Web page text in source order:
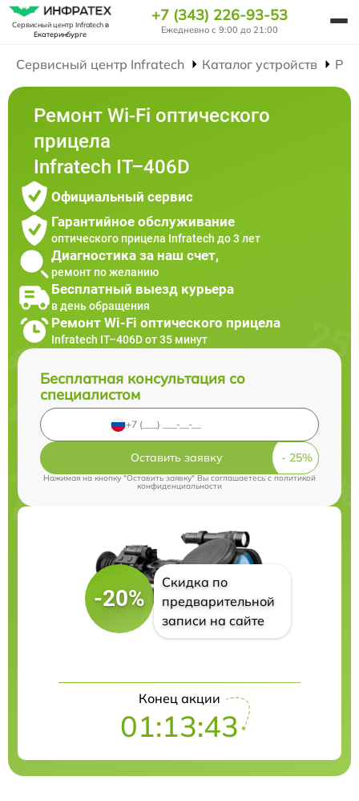
Сервисный центр Infratechв
Екатеринбурге
+7 (343) 226-93-53
Ежедневно с 9:00 до 21:00
Сервисный центр Infratech Каталог устройств
Ремонт Wi-Fi оптического
прицела
Infratech IT–406D
Официальный сервис
Гарантийное обслуживание
оптического прицела Infratech до 3 лет
Диагностика за наш счет,
ремонт по желанию
Бесплатный выезд курьера
в день обращения
Ремонт Wi-Fi оптического прицела
Infratech IT–406D от 35 минут
Бесплатная консультация со
специалистом
Оставить заявку
Нажимая на кнопку "Оставить заявку" Вы соглашаетесь cполитикой
конфиденциальности
-20%
Скидка по
предварительной
записи на сайте
Конец акции
01:13:42